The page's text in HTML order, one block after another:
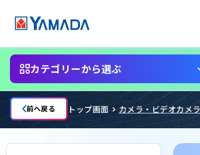
カテゴリーから選ぶ
前へ戻る トップ画面 カメラ・ビデオカメラ